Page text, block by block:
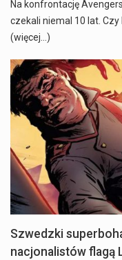
Na konfrontację
czekali niemal 10 lat. Czy
(więcej…)
Szwedzki
nacjonalistów flagą